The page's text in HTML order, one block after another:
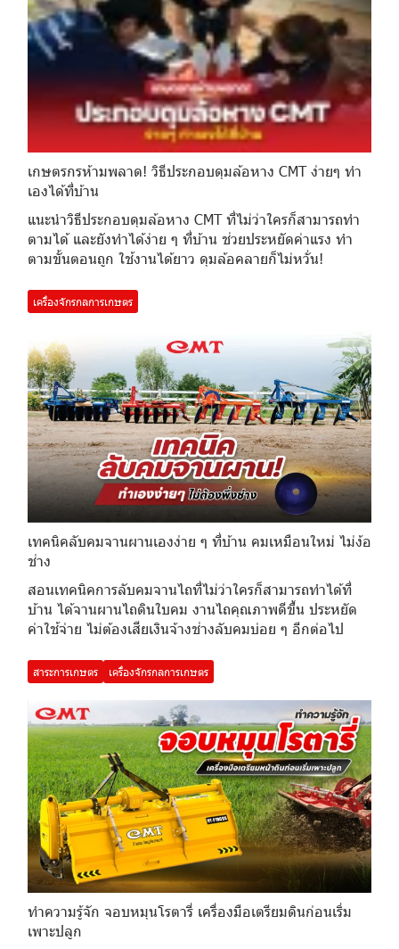
เกษตรกรห้ามพลาด! วิธีประกอบดุมล้อหาง CMT ง่ายๆ ทำ
เองได้ที่บ้าน
แนะนำวิธีประกอบดุมล้อหาง CMT ที่ไม่ว่าใครก็สามารถทำ
ตามได้ และยังทำได้ง่าย ๆ ที่บ้าน ช่วยประหยัดค่าแรง ทำ
ตามขั้นตอนถูก ใช้งานได้ยาว ดุมล้อคลายก็ไม่หวั่น!
เครื่องจักรกลการเกษตร
เทคนิคลับคมจานผานเองง่าย ๆ ที่บ้าน คมเหมือนใหม่ ไม่ง้อ
ช่าง
สอนเทคนิคการลับคมจานไถที่ไม่ว่าใครก็สามารถทำได้ที่
บ้าน ได้จานผานไถดินใบคม งานไถคุณภาพดีขึ้น ประหยัด
ค่าใช้จ่าย ไม่ต้องเสียเงินจ้างช่างลับคมบ่อย ๆ อีกต่อไป
สาระการเกษตร เครื่องจักรกลการเกษตร
ทำความรู้จัก จอบหมุนโรตารี่ เครื่องมือเตรียมดินก่อนเริ่ม
เพาะปลูก